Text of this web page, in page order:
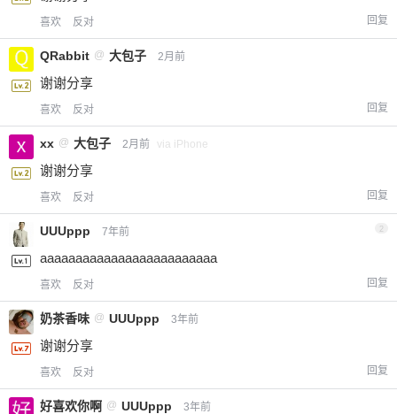
喜欢 反对 回复
QRabbit @ 大包子 2月前
谢谢分享
喜欢 反对 回复
xx @ 大包子 2月前 via iPhone
谢谢分享
喜欢 反对 回复
UUUppp 7年前 2
aaaaaaaaaaaaaaaaaaaaaaaaa
喜欢 反对 回复
奶茶香味 @ UUUppp 3年前
谢谢分享
喜欢 反对 回复
好喜欢你啊 @ UUUppp 3年前